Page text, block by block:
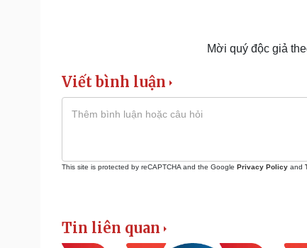
Mời quý độc giả
Viết bình luận
This site is protected by reCAPTCHA and the Google Privacy Policy and
Tin liên quan